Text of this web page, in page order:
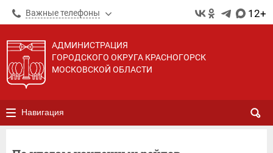
Важные телефоны 12+
АДМИНИСТРАЦИЯ
ГОРОДСКОГО ОКРУГА КРАСНОГОРСК
МОСКОВСКОЙ ОБЛАСТИ
Навигация